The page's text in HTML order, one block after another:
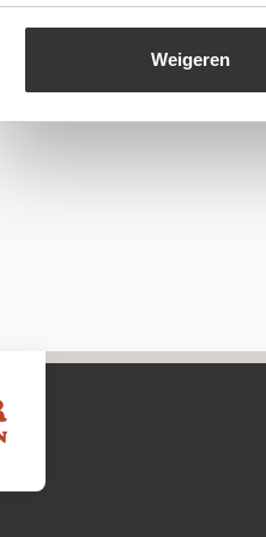
Weigeren